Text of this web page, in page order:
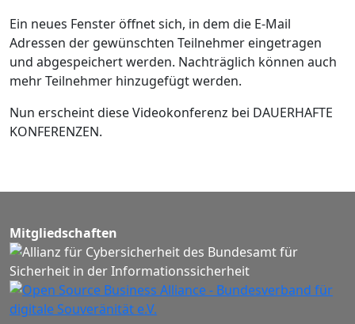
Ein neues Fenster öffnet sich, in dem die E-Mail
Adressen der gewünschten Teilnehmer eingetragen
und abgespeichert werden. Nachträglich können auch
mehr Teilnehmer hinzugefügt werden.
Nun erscheint diese Videokonferenz bei DAUERHAFTE
KONFERENZEN.
Mitgliedschaften